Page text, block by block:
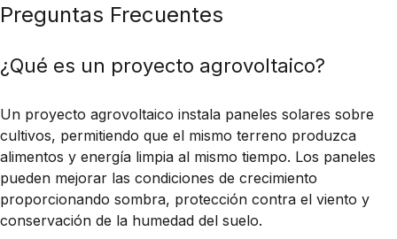
Preguntas Frecuentes
¿Qué es un proyecto agrovoltaico?
Un proyecto agrovoltaico instala paneles solares sobre
cultivos, permitiendo que el mismo terreno produzca
alimentos y energía limpia al mismo tiempo. Los paneles
pueden mejorar las condiciones de crecimiento
proporcionando sombra, protección contra el viento y
conservación de la humedad del suelo.